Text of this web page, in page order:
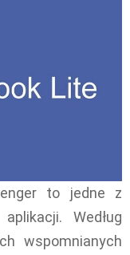
to jedne z
Według
wspomnianych